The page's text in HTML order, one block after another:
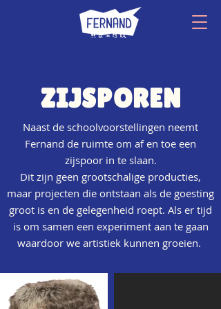
ZIJSPOREN
Naast de schoolvoorstellingen neemt
Fernand de ruimte om af en toe een
zijspoor in te slaan.
Dit zijn geen grootschalige producties,
maar projecten die ontstaan als de goesting
groot is en de gelegenheid roept. Als er tijd
is om samen een experiment aan te gaan
waardoor we artistiek kunnen groeien.